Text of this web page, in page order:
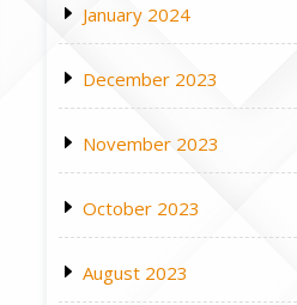
January 2024
December 2023
November 2023
October 2023
August 2023